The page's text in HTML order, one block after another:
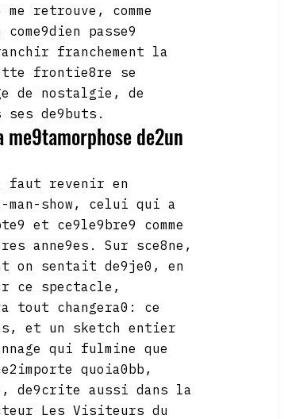
retrouve, comme
passe9
franchement la
frontie8re se
de nostalgie, de
de9buts.
de2un
faut revenir en
man-show, celui qui a
et ce9le9bre9 comme
anne9es. Sur sce8ne,
on sentait de9je0, en
ce spectacle,
tout changera0: ce
et un sketch entier
qui fulmine que
quoia0bb,
de9crite aussi dans la
Les Visiteurs du